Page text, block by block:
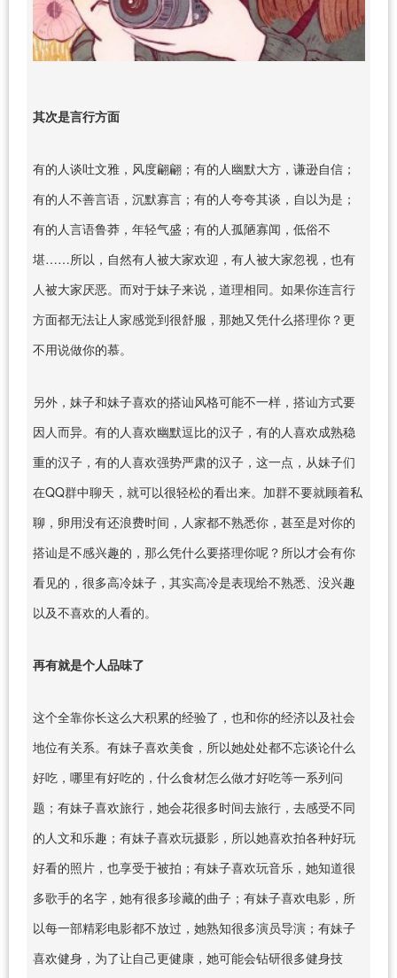
其次是言行方面
有的人谈吐文雅，风度翩翩；有的人幽默大方，谦逊自信；
有的人不善言语，沉默寡言；有的人夸夸其谈，自以为是；
有的人言语鲁莽，年轻气盛；有的人孤陋寡闻，低俗不
堪……所以，自然有人被大家欢迎，有人被大家忽视，也有
人被大家厌恶。而对于妹子来说，道理相同。如果你连言行
方面都无法让人家感觉到很舒服，那她又凭什么搭理你？更
不用说做你的慕。
另外，妹子和妹子喜欢的搭讪风格可能不一样，搭讪方式要
因人而异。有的人喜欢幽默逗比的汉子，有的人喜欢成熟稳
重的汉子，有的人喜欢强势严肃的汉子，这一点，从妹子们
在QQ群中聊天，就可以很轻松的看出来。加群不要就顾着私
聊，卵用没有还浪费时间，人家都不熟悉你，甚至是对你的
搭讪是不感兴趣的，那么凭什么要搭理你呢？所以才会有你
看见的，很多高冷妹子，其实高冷是表现给不熟悉、没兴趣
以及不喜欢的人看的。
再有就是个人品味了
这个全靠你长这么大积累的经验了，也和你的经济以及社会
地位有关系。有妹子喜欢美食，所以她处处都不忘谈论什么
好吃，哪里有好吃的，什么食材怎么做才好吃等一系列问
题；有妹子喜欢旅行，她会花很多时间去旅行，去感受不同
的人文和乐趣；有妹子喜欢玩摄影，所以她喜欢拍各种好玩
好看的照片，也享受于被拍；有妹子喜欢玩音乐，她知道很
多歌手的名字，她有很多珍藏的曲子；有妹子喜欢电影，所
以每一部精彩电影都不放过，她熟知很多演员导演；有妹子
喜欢健身，为了让自己更健康，她可能会钻研很多健身技